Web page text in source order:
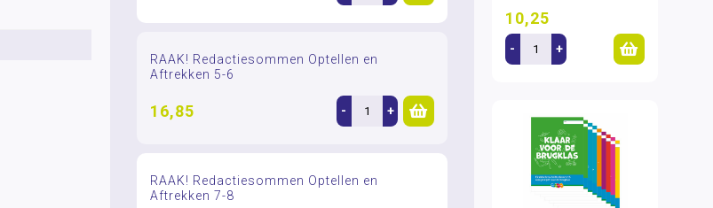
RAAK! Redactiesommen Optellen en
Aftrekken 5-6
16,85 - +
RAAK! Redactiesommen Optellen en
Aftrekken 7-8
10,25
- +